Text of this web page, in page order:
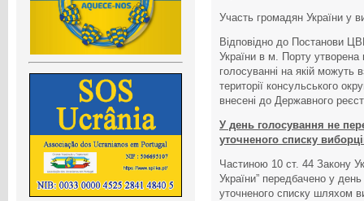
Участь громадян України у
Відповідно до Постанови
України в м. Порту
голосуванні на якій можуть
території консульського
внесені до Державного
У день голосування не
уточненого списку
Частиною 10 ст. 44 Закону
України” передбачено у
уточненого списку шляхом